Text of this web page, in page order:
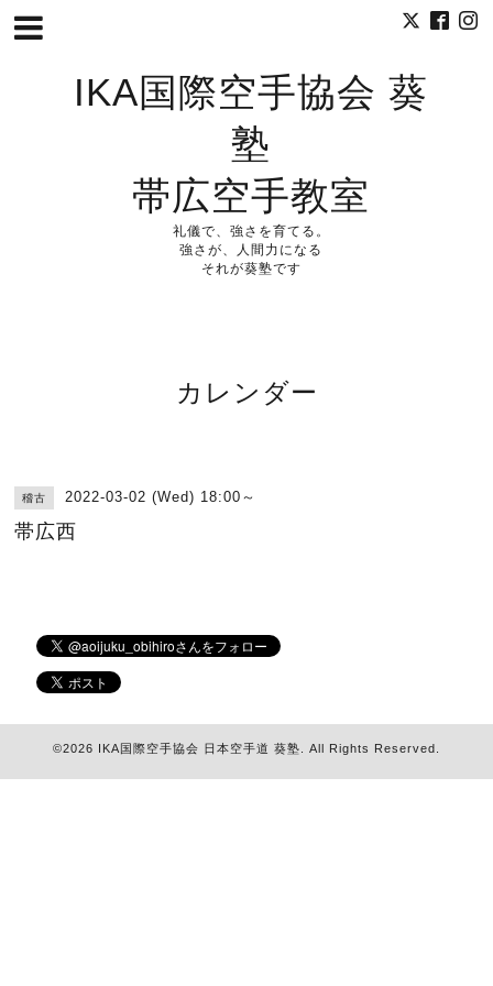
IKA国際空手協会 葵
塾
帯広空手教室
礼儀で、強さを育てる。
強さが、人間力になる
それが葵塾です
カレンダー
稽古 2022-03-02 (Wed) 18:00～
帯広西
©2026 IKA国際空手協会 日本空手道 葵塾 . All Rights Reserved.